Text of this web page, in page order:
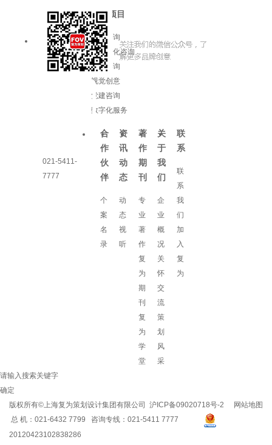
021-5411-
7777
服务项目
品牌咨询
企业文化咨询
增长咨询
视觉创意
党建咨询
数字化服务
合
作
伙
伴
个
案
名
录
资
讯
动
态
动
态
视
听
著
作
期
刊
专
业
著
作
复
为
期
刊
复
为
学
堂
关
于
我
们
企
业
概
况
关
怀
交
流
策
划
风
采
联
系
联
系
我
们
加
入
复
为
请输入搜索关键字
确定
网站地图
版权所有©上海复为策划设计集团有限公司 沪ICP备09020718号-2
总 机：021-6432 7799 咨询专线：021-5411 7777
20120423102838286